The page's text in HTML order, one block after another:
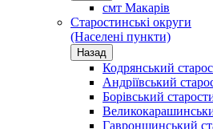
смт Макарів
Старостинські округи
(Населені пункти)
Назад
Кодрянський
Андріївський
Борівський
Гавронщинський